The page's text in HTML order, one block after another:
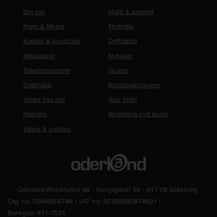
Om oss
Press & Media
Kunder & kundcase
Miljöarbete
Säkerhetsarbete
Datahallar
Jobba hos oss
Partners
Villkor & policies
Hjälp & support
Flytthjälp
Driftstatus
Nyheter
Guider
Kundavdelningen
App Suite
Registrera nytt konto
Oderland Webbhotell AB Kungsgatan 56
411 08 Göteborg
Org. no: 556680-8746
VAT no: SE556680874601
Bankgiro: 611-7535